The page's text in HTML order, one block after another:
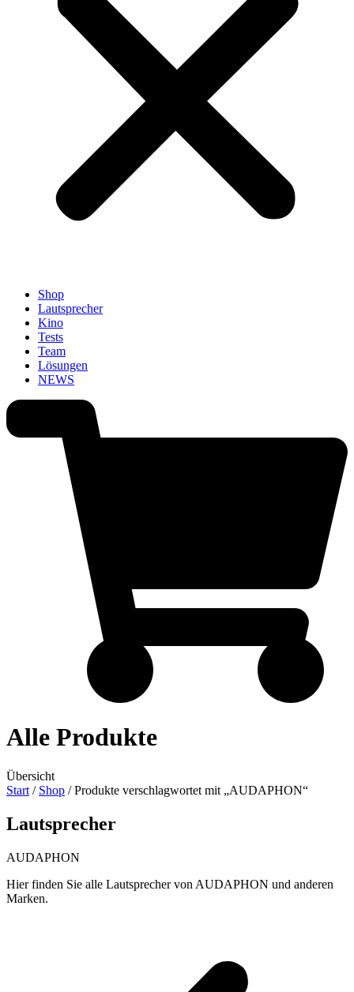
Shop
Lautsprecher
Kino
Tests
Team
Lösungen
NEWS
Alle Produkte
Übersicht
Start / Shop / Produkte verschlagwortet mit „AUDAPHON“
Lautsprecher
AUDAPHON
Hier finden Sie alle Lautsprecher von AUDAPHON und anderen
Marken.